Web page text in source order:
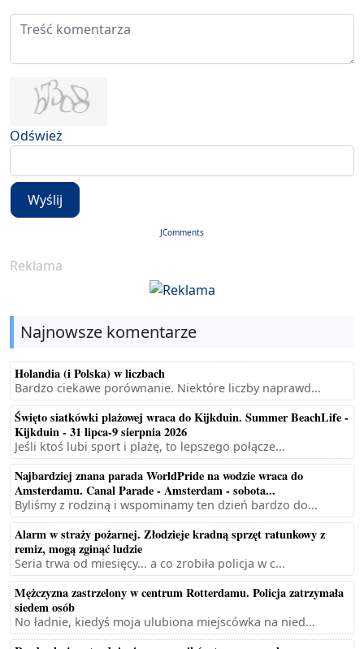
Odśwież
Wyślij
JComments
Reklama
Najnowsze komentarze
Holandia (i Polska) w liczbach
Bardzo ciekawe porównanie. Niektóre liczby naprawd...
Święto siatkówki plażowej wraca do Kijkduin. Summer BeachLife -
Kijkduin - 31 lipca-9 sierpnia 2026
Jeśli ktoś lubi sport i plażę, to lepszego połącze...
Najbardziej znana parada WorldPride na wodzie wraca do
Amsterdamu. Canal Parade - Amsterdam - sobota...
Byliśmy z rodziną i wspominamy ten dzień bardzo do...
Alarm w straży pożarnej. Złodzieje kradną sprzęt ratunkowy z
remiz, mogą zginąć ludzie
Seria trwa od miesięcy... a co zrobiła policja w c...
Mężczyzna zastrzelony w centrum Rotterdamu. Policja zatrzymała
siedem osób
No ładnie, kiedyś moja ulubiona miejscówka na nied...